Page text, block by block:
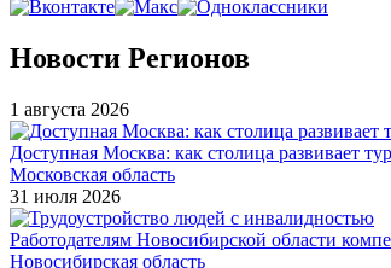
Новости Регионов
1 августа 2026
Доступная Москва: как столица развивает
Московская область
31 июля 2026
Работодателям Новосибирской области
Новосибирская область